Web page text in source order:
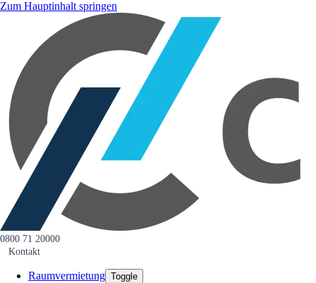
Zum Hauptinhalt springen
0800 71 20000
Kontakt
Raumvermietung Toggle